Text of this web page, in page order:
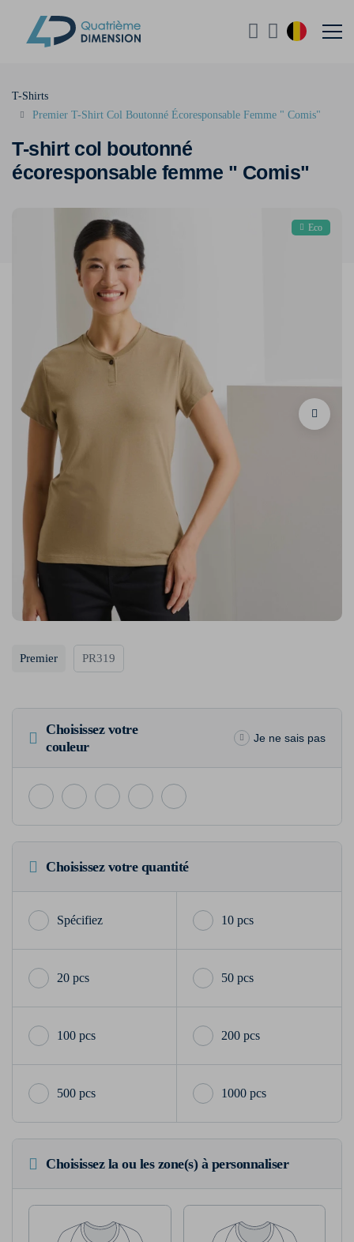
T-shirt col boutonné
écoresponsable femme " Comis"
T-Shirts
Premier T-Shirt Col Boutonné Écoresponsable Femme " Comis"
Eco
Premier PR319
Choisissez votre
couleur
Je ne sais pas
Choisissez votre quantité
10 pcs
20 pcs 50 pcs
100 pcs 200 pcs
500 pcs 1000 pcs
Choisissez la ou les zone(s) à personnaliser